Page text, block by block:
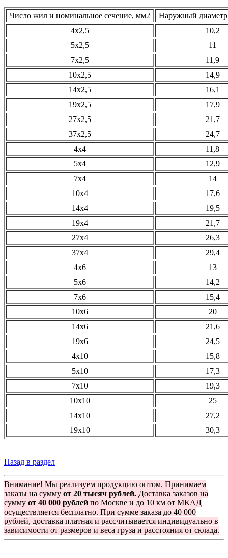
Число жил и номинальное сечение, мм2
Наружный диаметр
4х2,5
10,2
5х2,5
11
7х2,5
11,9
10х2,5
14,9
14х2,5
16,1
19х2,5
17,9
27х2,5
21,7
37х2,5
24,7
4х4
11,8
5х4
12,9
7х4
14
10х4
17,6
14х4
19,5
19х4
21,7
27х4
26,3
37х4
29,4
4х6
13
5х6
14,2
7х6
15,4
10х6
20
14х6
21,6
19х6
24,5
4х10
15,8
5х10
17,3
7х10
19,3
10х10
25
14х10
27,2
19х10
30,3
Назад в раздел
Внимание! Мы реализуем продукцию оптом. Принимаем
заказы на сумму от 20 тысяч рублей. Доставка заказов на
сумму от 40 000 рублей по Москве и до 10 км от МКАД
осуществляется бесплатно. При сумме заказа до 40 000
рублей, доставка платная и рассчитывается индивидуально в
зависимости от размеров и веса груза и расстояния от склада.